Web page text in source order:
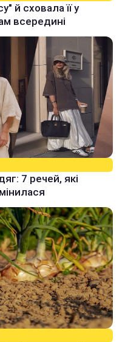
й сховала її у
всередині
7 речей, які